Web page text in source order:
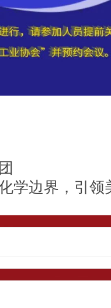
学边界，引领